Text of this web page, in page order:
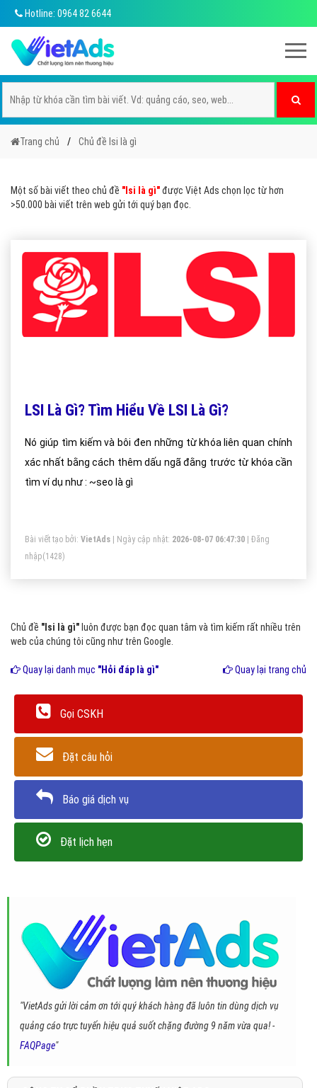
Hotline: 0964 82 6644
Trang chủ Chủ đề lsi là gì
Một số bài viết theo chủ đề "lsi là gì"được Việt Ads chọn lọc từ hơn
>50.000 bài viết trên web gửi tới quý bạn đọc.
LSI Là Gì? Tìm Hiểu Về LSI Là Gì?
Nó giúp tìm kiếm và bôi đen những từ khóa liên quan chính
xác nhất bằng cách thêm dấu ngã đằng trước từ khóa cần
tìm ví dụ như : ~seo là gì
Bài viết tạo bởi: VietAds | Ngày cập nhật: 2026-08-07 06:47:30
Đăng
nhập(1428)
Chủ đề "lsi là gì" luôn được bạn đọc quan tâm và tìm kiếm rất nhiều trên
web của chúng tôi cũng như trên Google.
Quay lại danh mục "Hỏi đáp là gì" Quay lại trang chủ
Gọi CSKH
Đặt câu hỏi
Báo giá dịch vụ
Đặt lịch hẹn
"VietAds gửi lời cảm ơn tới quý khách hàng đã luôn tin dùng dịch vụ
quảng cáo trực tuyến hiệu quả suốt chặng đường 9 năm vừa qua! -
FAQPage"